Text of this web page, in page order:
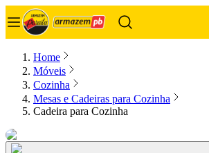
Home
Móveis
Cozinha
Mesas e Cadeiras para Cozinha
Cadeira para Cozinha